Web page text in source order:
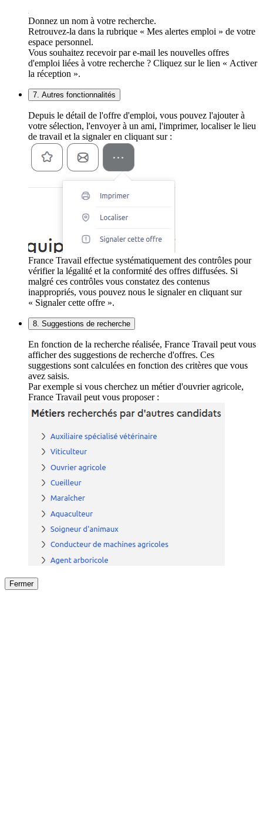
Donnez un nom à votre recherche.
Retrouvez-la dans la rubrique « Mes alertes emploi » de votre
espace personnel.
Vous souhaitez recevoir par e-mail les nouvelles offres
d'emploi liées à votre recherche ? Cliquez sur le lien « Activer
la réception ».
7. Autres fonctionnalités
Depuis le détail de l'offre d'emploi, vous pouvez l'ajouter à
votre sélection, l'envoyer à un ami, l'imprimer, localiser le lieu
de travail et la signaler en cliquant sur :
France Travail effectue systématiquement des contrôles pour
vérifier la légalité et la conformité des offres diffusées. Si
malgré ces contrôles vous constatez des contenus
inappropriés, vous pouvez nous le signaler en cliquant sur
« Signaler cette offre ».
8. Suggestions de recherche
En fonction de la recherche réalisée, France Travail peut vous
afficher des suggestions de recherche d'offres. Ces
suggestions sont calculées en fonction des critères que vous
avez saisis.
Par exemple si vous cherchez un métier d'ouvrier agricole,
France Travail peut vous proposer :
Fermer